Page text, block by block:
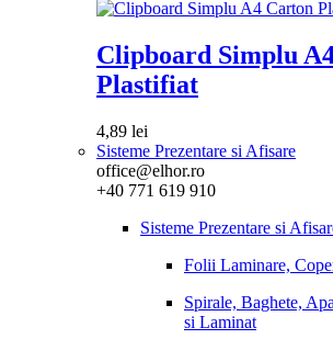
Clipboard Simplu
Plastifiat
4,89 lei
Sisteme Prezentare si Afisare
office@elhor.ro
+40 771 619 910
Sisteme Prezentare si
Folii Laminare,
Spirale, Baghete,
si Laminat